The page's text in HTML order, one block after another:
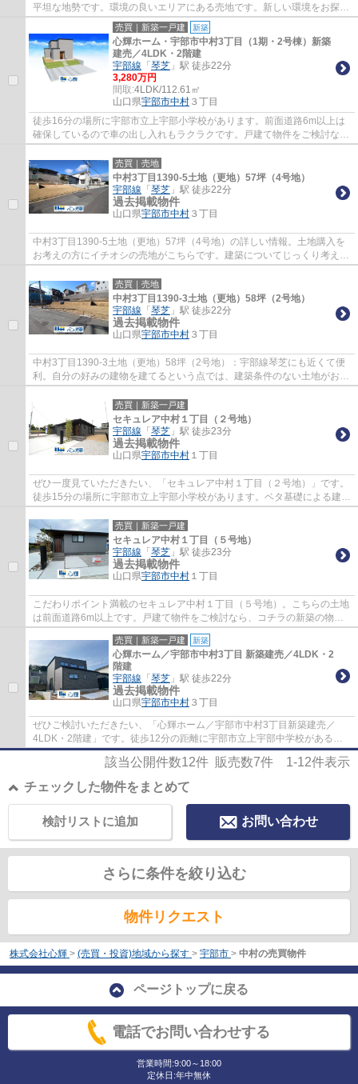
平坦な地勢です。環境の良いエリアにある売地です。新しい環境をお探し
なら、まずは宇部市エリアまで探しません...
売買｜新築一戸建 新築
心輝ホーム・宇部市中村3丁目（1期・2号棟）新築
建売／4LDK・2階建
宇部線 「 琴芝 」駅 徒歩22分
3,280万円
間取:4LDK/112.61㎡
山口県宇部市中村 ３丁目
徒歩16分の場所に宇部市立上宇部小学校があります。前面道路6m以上は
確保しているので車の出し入れもラクラクです。戸建て物件をご検討な
ら、コチラの新築の物件をご覧ください。心輝...
売買｜売地
中村3丁目1390-5土地（更地）57坪（4号地）
宇部線 「 琴芝 」駅 徒歩22分
過去掲載物件
山口県宇部市中村 ３丁目
中村3丁目1390-5土地（更地）57坪（4号地）の詳しい情報。土地購入を
お考えの方にイチオシの売地がこちらです。建築についてじっくり考えら
れるというメリットのある建築条件なし。周...
売買｜売地
中村3丁目1390-3土地（更地）58坪（2号地）
宇部線 「 琴芝 」駅 徒歩22分
過去掲載物件
山口県宇部市中村 ３丁目
中村3丁目1390-3土地（更地）58坪（2号地）：宇部線琴芝にも近くて便
利。自分の好みの建物を建てるという点では、建築条件のない土地がおす
すめです。土地購入をお考えの方、コチラの...
売買｜新築一戸建
セキュレア中村１丁目（２号地）
宇部線 「 琴芝 」駅 徒歩23分
過去掲載物件
山口県宇部市中村 １丁目
ぜひ一度見ていただきたい、「セキュレア中村１丁目（２号地）」です。
徒歩15分の場所に宇部市立上宇部小学校があります。ベタ基礎による建築
の為、床下からの嫌な湿気も気になりませ...
売買｜新築一戸建
セキュレア中村１丁目（５号地）
宇部線 「 琴芝 」駅 徒歩23分
過去掲載物件
山口県宇部市中村 １丁目
こだわりポイント満載のセキュレア中村１丁目（５号地）。こちらの土地
は前面道路6m以上です。戸建て物件をご検討なら、コチラの新築の物件
をご覧ください。築2年以内の築浅物件です。...
売買｜新築一戸建 新築
心輝ホーム／宇部市中村3丁目 新築建売／4LDK・2
階建
宇部線 「 琴芝 」駅 徒歩22分
過去掲載物件
山口県宇部市中村 ３丁目
ぜひご検討いただきたい、「心輝ホーム／宇部市中村3丁目新築建売／
4LDK・2階建」です。徒歩12分の距離に宇部市立上宇部中学校があるの
も魅力。こちらは清潔感のある新築戸建て物件で...
該当公開件数12件 販売数7件 1-12件表示
チェックした物件をまとめて
お問い合わせ
検討リストに追加
さらに条件を絞り込む
物件リクエスト
株式会社心輝 > (売買・投資)地域から探す > 宇部市 > 中村の売買物件
ページトップに戻る
電話でお問い合わせする
営業時間:9:00～18:00
定休日:年中無休